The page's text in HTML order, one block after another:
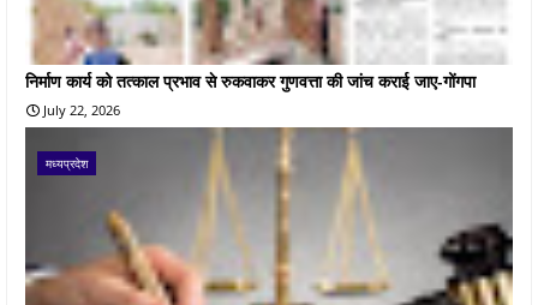
निर्माण कार्य को तत्काल प्रभाव से रुकवाकर गुणवत्ता की जांच कराई जाए-गोंगपा
July 22, 2026
मध्यप्रदेश